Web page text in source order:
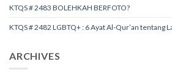
KTQS # 2483 BOLEHKAH BERFOTO?
KTQS # 2482 LGBTQ+ : 6 Ayat Al-Qur’an tentang
ARCHIVES